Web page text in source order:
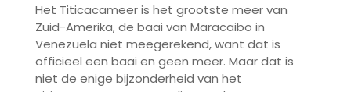
Het Titicacameer is het grootste meer van
Zuid-Amerika, de baai van Maracaibo in
Venezuela niet meegerekend, want dat is
officieel een baai en geen meer. Maar dat is
niet de enige bijzonderheid van het